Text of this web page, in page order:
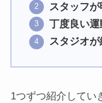
スタッフ
丁度良い運
スタジオが
1つずつ紹介してい